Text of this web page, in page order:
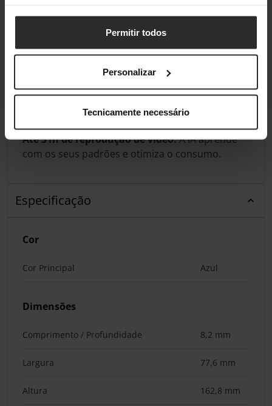
Permitir todos
Personalizar
Tecnicamente necessário
faz upscalling para melhorar sua qualidade em
até 43%.
Ecrã Dynamic AMOLED 2X 120Hz:
de brilho para que desfrute de todo o seu
conteúdo multimédia.
Até 31h de reprodução de vídeo:A IA aprende
com os seus padrões e otimiza o consumo.
Especificação
Cor
Cor Principal Azul
Dimensões
Comprimento / Profundidade 8,2 mm
Largura 77,6 mm
Altura 162,8 mm